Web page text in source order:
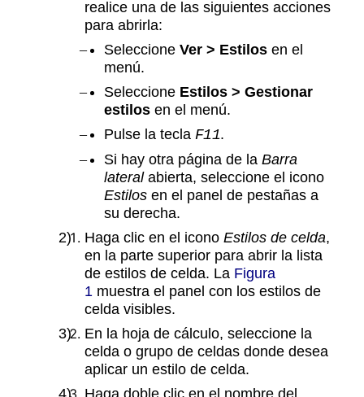
realice una de las siguientes acciones
para abrirla:
Seleccione Ver > Estilos en el
menú.
Seleccione Estilos > Gestionar
estilos en el menú.
Pulse la tecla F11.
Si hay otra página de la Barra
lateralabierta, seleccione el icono
Estilos en el panel de pestañas a
su derecha.
Haga clic en el icono Estilos de celda,
en la parte superior para abrir la lista
de estilos de celda. La Figura
1 muestra el panel con los estilos de
celda visibles.
En la hoja de cálculo, seleccione la
celda o grupo de celdas donde desea
aplicar un estilo de celda.